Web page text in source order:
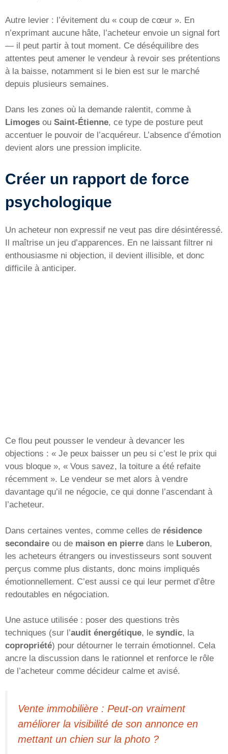
Autre levier : l’évitement du « coup de cœur ». En
n’exprimant aucune hâte, l’acheteur envoie un signal fort
— il peut partir à tout moment. Ce déséquilibre des
attentes peut amener le vendeur à revoir ses prétentions
à la baisse, notamment si le bien est sur le marché
depuis plusieurs semaines.
Dans les zones où la demande ralentit, comme à
Limoges ou Saint-Étienne, ce type de posture peut
accentuer le pouvoir de l’acquéreur. L’absence d’émotion
devient alors une pression implicite.
Créer un rapport de force
psychologique
Un acheteur non expressif ne veut pas dire désintéressé.
Il maîtrise un jeu d’apparences. En ne laissant filtrer ni
enthousiasme ni objection, il devient illisible, et donc
difficile à anticiper.
Ce flou peut pousser le vendeur à devancer les
objections : « Je peux baisser un peu si c’est le prix qui
vous bloque », « Vous savez, la toiture a été refaite
récemment ». Le vendeur se met alors à vendre
davantage qu’il ne négocie, ce qui donne l’ascendant à
l’acheteur.
Dans certaines ventes, comme celles de résidence
secondaire ou de maison en pierre dans le Luberon,
les acheteurs étrangers ou investisseurs sont souvent
perçus comme plus distants, donc moins impliqués
émotionnellement. C’est aussi ce qui leur permet d’être
redoutables en négociation.
Une astuce utilisée : poser des questions très
techniques (sur l’audit énergétique, le syndic, la
copropriété) pour détourner le terrain émotionnel. Cela
ancre la discussion dans le rationnel et renforce le rôle
de l’acheteur comme décideur calme et avisé.
Vente immobilière : Peut-on vraiment
améliorer la visibilité de son annonce en
mettant un chien sur la photo ?